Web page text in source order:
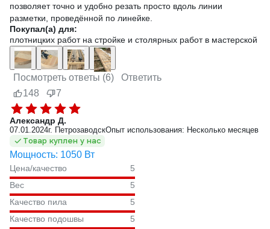
позволяет точно и удобно резать просто вдоль линии
разметки, проведённой по линейке.
Покупал(а) для:
плотницких работ на стройке и столярных работ в мастерской
Посмотреть ответы (6)
Ответить
148
7
Александр Д.
07.01.2024г. ПетрозаводскОпыт использования: Несколько месяцев
Товар куплен у нас
Мощность: 1050 Вт
Цена/качество
5
Вес
5
Качество пила
5
Качество подошвы
5